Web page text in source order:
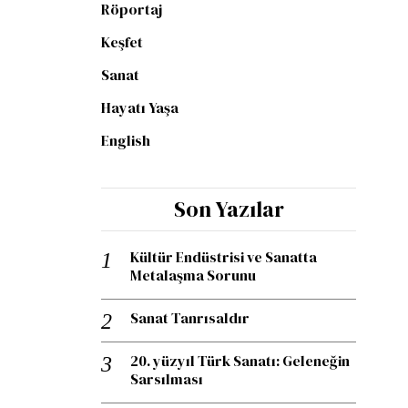
Röportaj
Keşfet
Sanat
Hayatı Yaşa
English
Son Yazılar
Kültür Endüstrisi ve Sanatta
Metalaşma Sorunu
Sanat Tanrısaldır
20. yüzyıl Türk Sanatı: Geleneğin
Sarsılması